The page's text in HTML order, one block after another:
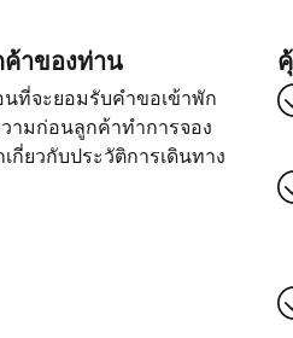
าของท่าน
ที่จะยอมรับคำขอเข้าพัก
ามก่อนลูกค้าทำการจอง
กี่ยวกับประวัติการเดินทาง